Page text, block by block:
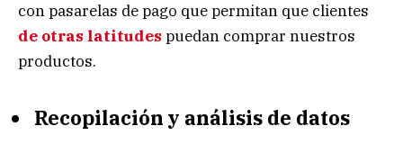
con pasarelas de pago que permitan que clientes
de otras latitudes puedan comprar nuestros
productos.
Recopilación y análisis de datos